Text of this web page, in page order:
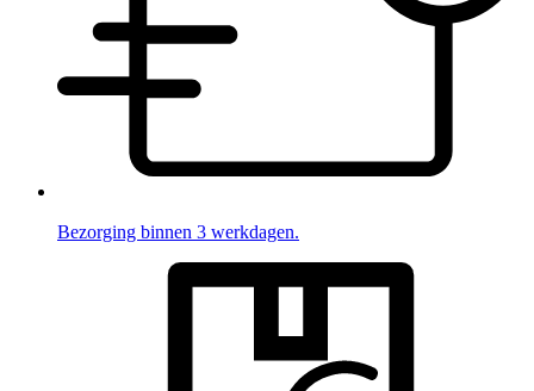
Bezorging binnen 3 werkdagen.